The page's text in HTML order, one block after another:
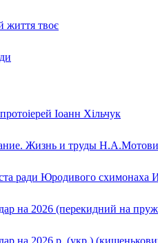
життя твоє
Іоанн Хільчук
Жизнь и труды
ради Юродивого схимонаха
на 2026 (перекидний на
на 2026 р. (укр.)